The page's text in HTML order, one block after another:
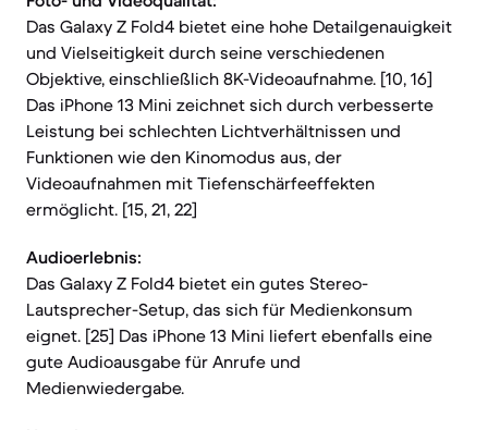
Das Galaxy Z Fold4 bietet eine hohe Detailgenauigkeit
und Vielseitigkeit durch seine verschiedenen
Objektive, einschließlich 8K-Videoaufnahme. [10, 16]
Das iPhone 13 Mini zeichnet sich durch verbesserte
Leistung bei schlechten Lichtverhältnissen und
Funktionen wie den Kinomodus aus, der
Videoaufnahmen mit Tiefenschärfeeffekten
ermöglicht. [15, 21, 22]
Audioerlebnis:
Das Galaxy Z Fold4 bietet ein gutes Stereo-
Lautsprecher-Setup, das sich für Medienkonsum
eignet. [25] Das iPhone 13 Mini liefert ebenfalls eine
gute Audioausgabe für Anrufe und
Medienwiedergabe.